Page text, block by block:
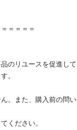
＝＝＝＝
のリユースを促進して
。
。また、購入前の問い
ください。